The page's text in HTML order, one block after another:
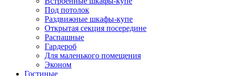
Под потолок
Раздвижные шкафы-купе
Открытая секция посередине
Распашные
Гардероб
Для маленького помещения
Эконом
Гостиные